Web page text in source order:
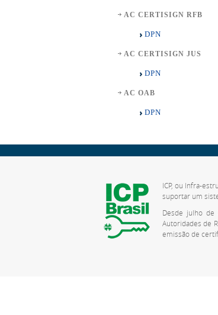
AC CERTISIGN RFB
DPN
AC CERTISIGN JUS
DPN
AC OAB
DPN
ICP, ou Infra-
suportar um
Desde julho de
Autoridades de
emissão de